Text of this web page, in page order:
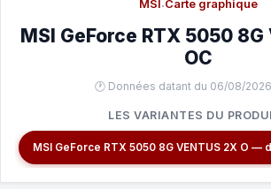
MSI·Carte graphique
MSI GeForce RTX 5050 8G
OC
🕐 Données datant du 06/08/2026
LES VARIANTES DU
MSI GeForce RTX 5050 8G VENTUS 2X O —